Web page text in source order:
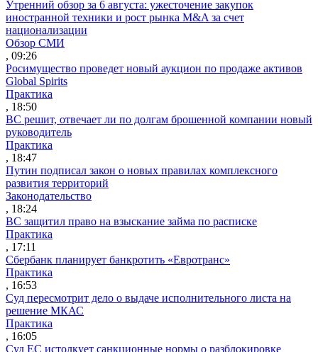
Утренний обзор за 6 августа: ужесточение закупок
иностранной техники и рост рынка M&A за счет
национализации
Обзор СМИ
, 09:26
Росимущество проведет новый аукцион по продаже активов
Global Spirits
Практика
, 18:50
ВС решит, отвечает ли по долгам брошенной компании новый
руководитель
Практика
, 18:47
Путин подписал закон о новых правилах комплексного
развития территорий
Законодательство
, 18:24
ВС защитил право на взыскание займа по расписке
Практика
, 17:11
Сбербанк планирует банкротить «Евротранс»
Практика
, 16:53
Суд пересмотрит дело о выдаче исполнительного листа на
решение МКАС
Практика
, 16:05
Суд ЕС истолкует санкционные нормы о разблокировке